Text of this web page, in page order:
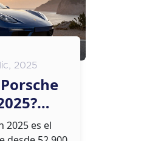
2025
2025 es el